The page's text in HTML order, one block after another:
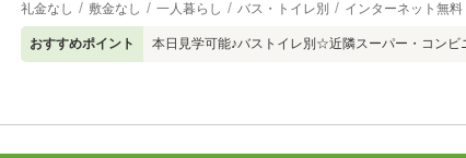
礼金なし 敷金なし 一人暮らし バス・トイレ別 インターネット無料
おすすめポイント 本日見学可能♪バストイレ別☆近隣スーパー・コンビ